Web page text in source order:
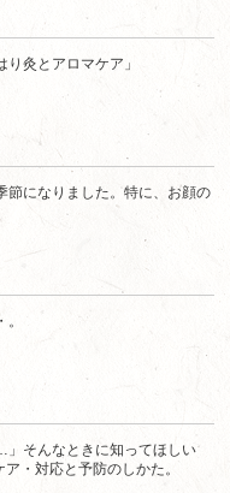
灸とアロマケア」
節になりました。特に、お顔の
」そんなときに知ってほしい
・対応と予防のしかた。